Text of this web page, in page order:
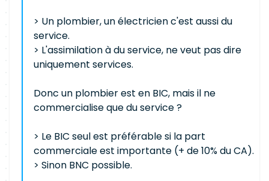
> Un plombier, un électricien c'est aussi du
service.
> L'assimilation à du service, ne veut pas dire
uniquement services.
Donc un plombier est en BIC, mais il ne
commercialise que du service ?
> Le BIC seul est préférable si la part
commerciale est importante (+ de 10% du CA).
> Sinon BNC possible.